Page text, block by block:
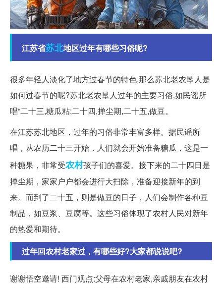
江苏省苏北地区过年有哪些习俗呢?
很多年轻人淡化了地方过春节的特色,那么苏北老农垦人是
如何过春节的呢?苏北老农垦人过年的主要习俗,如民谣所
唱“二十三,糖瓜粘;二十四,掸尘期,二十五,做豆。
在江苏苏北地区，过年的习俗非常丰富多样。据民谣所
唱，从农历二十三开始，人们就会开始准备糖瓜，这是一
种糖果，非常受农村孩子们的喜爱。接下来的二十四日是
掸尘期，家家户户都会进行大扫除，准备迎接新年的到
来。而到了二十五，则是做豆的日子，人们会制作各种豆
制品，如豆浆、豆腐等。这些习俗体现了农村人民对新年
的热爱和期待。
过年回农村老家过，有哪些好?大家都说说吧?
谢谢悟空邀请! 西门观点:父母在农村老家,亲戚朋友在农村